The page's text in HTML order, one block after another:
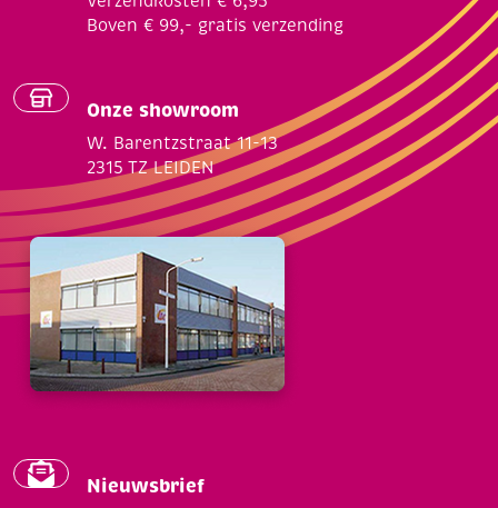
Boven € 99,- gratis verzending
Onze showroom
W. Barentzstraat 11-13
2315 TZ LEIDEN
Nieuwsbrief